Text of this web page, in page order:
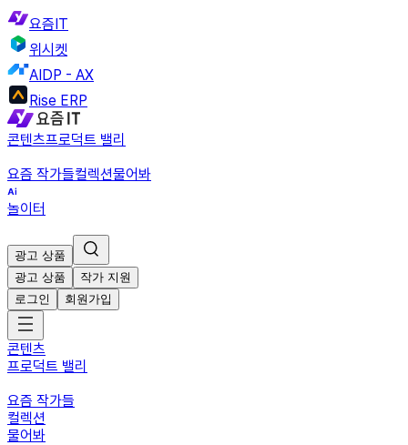
요즘IT
위시켓
AIDP - AX
Rise ERP
콘텐츠프로덕트 밸리
요즘 작가들컬렉션물어봐
놀이터
광고 상품
광고 상품
작가 지원
로그인
회원가입
콘텐츠
프로덕트 밸리
요즘 작가들
컬렉션
물어봐